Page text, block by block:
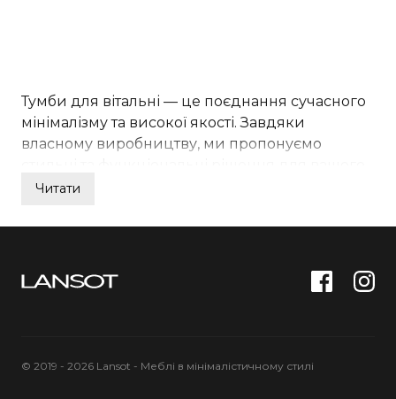
Тумби для вітальні — це поєднання сучасного
мінімалізму та високої якості. Завдяки
власному виробництву, ми пропонуємо
інтер'єру. Наші тумби ідеально підходять для
створюючи затишок та порядок у вітальні. В
відповідають актуальним трендам і вимогам
зручності. Ви можете замовити тумбу
Читати
© 2019 - 2026 Lansot - Меблі в мінімалістичному стилі